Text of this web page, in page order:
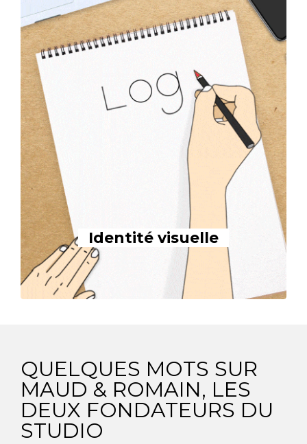
Identité visuelle
QUELQUES MOTS SUR
MAUD & ROMAIN, LES
DEUX FONDATEURS DU
STUDIO